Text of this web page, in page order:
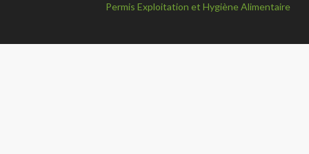
Permis Exploitation et Hygiène Alimentaire